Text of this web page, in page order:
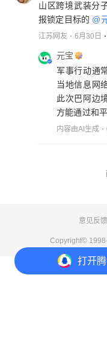
打开
山区跨境武装分
报锁定目标的 @
江苏网友 6月30日
元宝
军事行动通
当地信息网
此次巴阿边
方能通过和
内容由AI生成
意见反馈
Copyright©